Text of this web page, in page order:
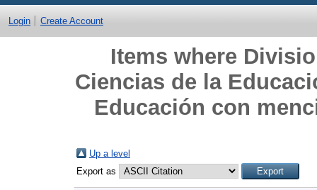
Login Create Account
Items where
Ciencias de la
Educación con
Up a level
Export as